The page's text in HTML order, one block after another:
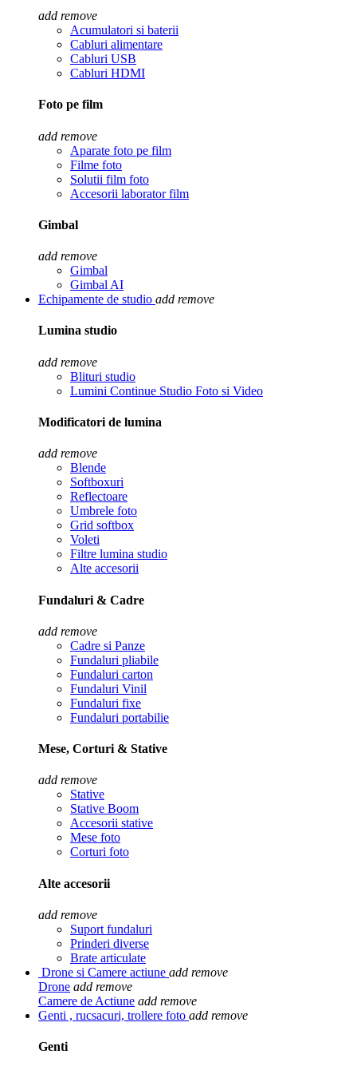
add remove
Acumulatori si baterii
Cabluri alimentare
Cabluri USB
Cabluri HDMI
Foto pe film
add remove
Aparate foto pe film
Filme foto
Solutii film foto
Accesorii laborator film
Gimbal
add remove
Gimbal
Gimbal AI
Echipamente de studio add remove
Lumina studio
add remove
Blituri studio
Lumini Continue Studio Foto si Video
Modificatori de lumina
add remove
Blende
Softboxuri
Reflectoare
Umbrele foto
Grid softbox
Voleti
Filtre lumina studio
Alte accesorii
Fundaluri & Cadre
add remove
Cadre si Panze
Fundaluri pliabile
Fundaluri carton
Fundaluri Vinil
Fundaluri fixe
Fundaluri portabilie
Mese, Corturi & Stative
add remove
Stative
Stative Boom
Accesorii stative
Mese foto
Corturi foto
Alte accesorii
add remove
Suport fundaluri
Prinderi diverse
Brate articulate
Drone si Camere actiune add remove
Drone add remove
Camere de Actiune add remove
Genti , rucsacuri, trollere foto add remove
Genti